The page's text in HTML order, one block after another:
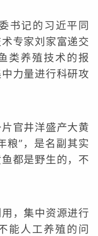
书记的习近平同
专家刘家富递交
类养殖技术的报
力量进行科研攻
官井洋盛产大黄
粮”，是名副其实
都是野生的，不
，集中资源进行
能人工养殖的问